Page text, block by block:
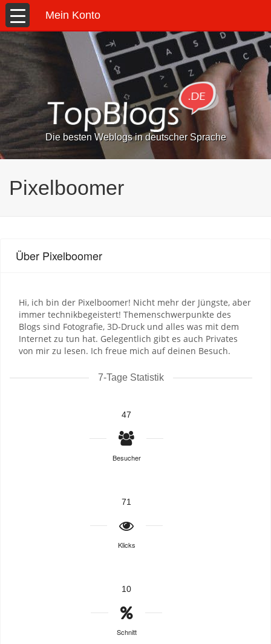
Mein Konto
Die besten Weblogs in deutscher Sprache
Pixelboomer
Über Pixelboomer
Hi, ich bin der Pixelboomer! Nicht mehr der Jüngste, aber
immer technikbegeistert! Themenschwerpunkte des
Blogs sind Fotografie, 3D-Druck und alles was mit dem
Internet zu tun hat. Gelegentlich gibt es auch Privates
von mir zu lesen. Ich freue mich auf deinen Besuch.
7-Tage Statistik
47
Besucher
71
Klicks
10
Schnitt